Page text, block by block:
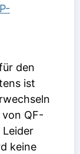
den
ist
QF-
keine